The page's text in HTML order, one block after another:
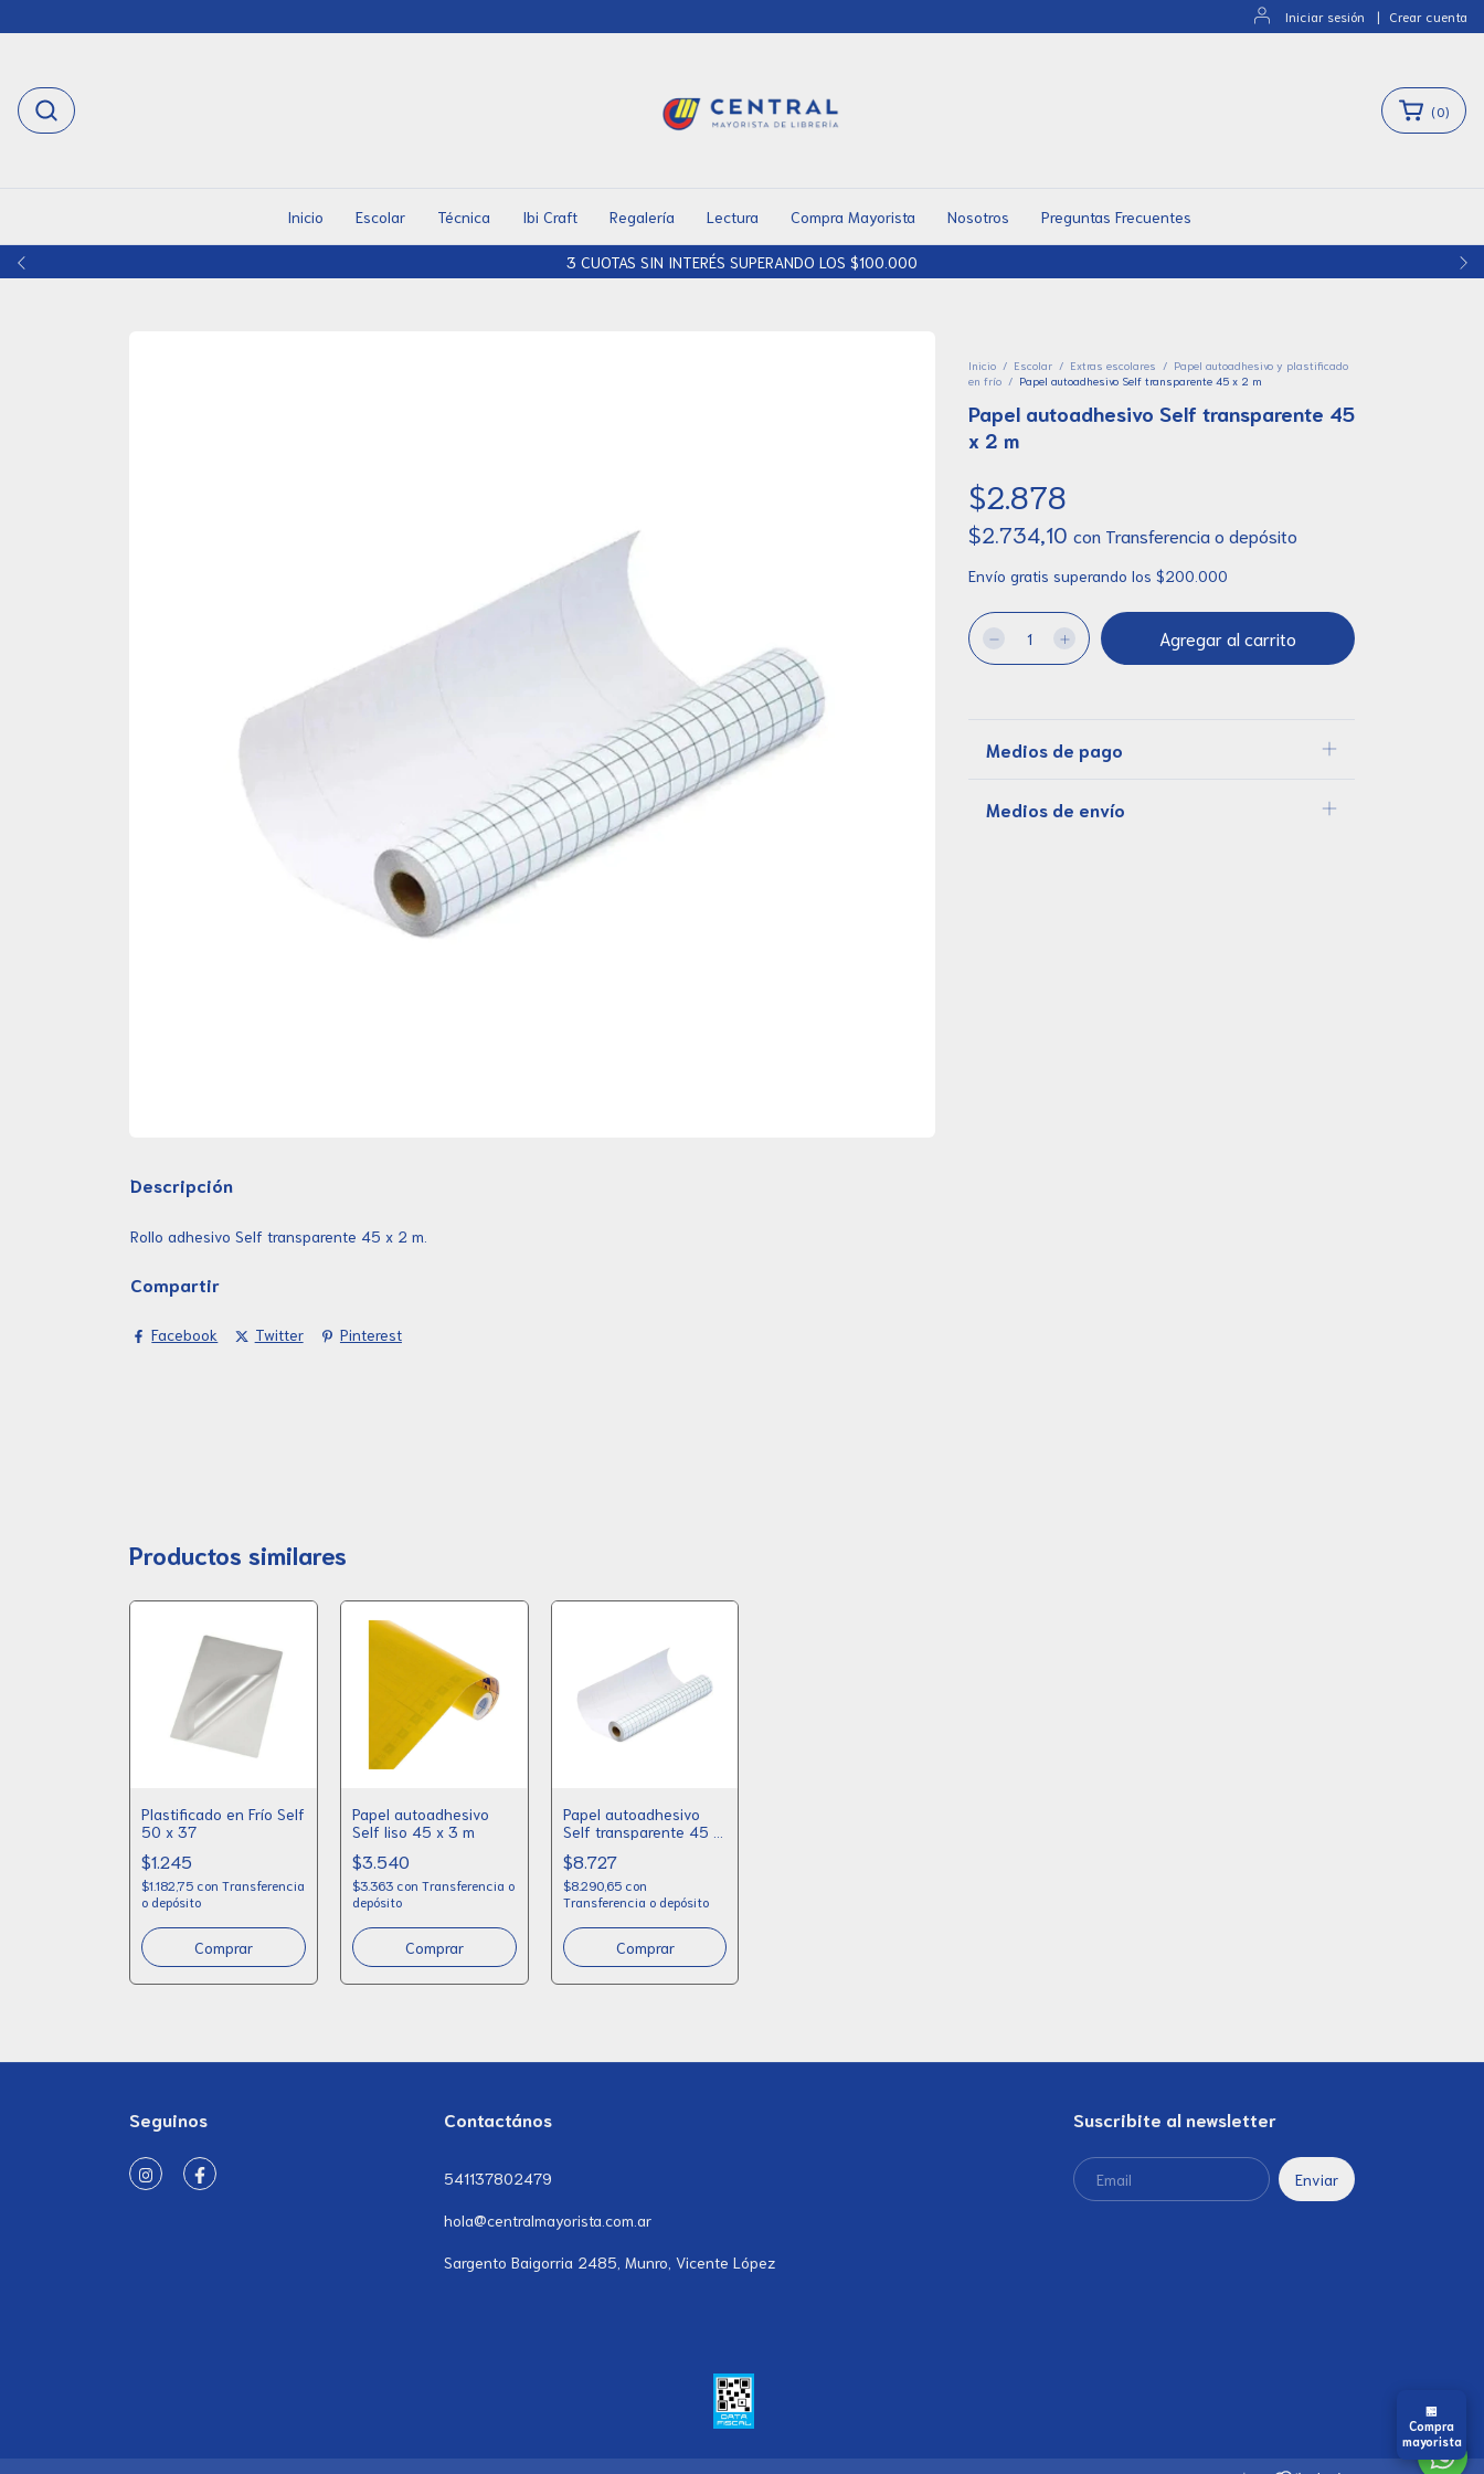
Iniciar sesión | Crear cuenta
SUPERANDO LOS $100.000 5% DE
(0)
Inicio Escolar Técnica Ibi Craft Regalería Lectura Compra Mayorista Nosotros Preguntas Frecuentes
Inicio / Escolar / Extras escolares / Papel autoadhesivo y plastificado
en frío / Papel autoadhesivo Self transparente 45 x 2 m
Papel autoadhesivo Self transparente 45
x 2 m
$2.878
$2.734,10 con Transferencia o depósito
Envío gratis superando los $200.000
Medios de pago
Medios de envío
Descripción
Rollo adhesivo Self transparente 45 x 2 m.
Compartir
Facebook Twitter Pinterest
Productos similares
Plastificado en Frío Self
50 x 37
$1.245
$1.182,75 con Transferencia
o depósito
Papel autoadhesivo
Self liso 45 x 3 m
$3.540
$3.363 con Transferencia o
depósito
Comprar
Papel autoadhesivo
Self transparente 45 x
$8.727
$8.290,65 con
Transferencia o depósito
Seguinos Contactános
541137802479
hola@centralmayorista.com.ar
Sargento Baigorria 2485, Munro, Vicente López
Suscribite al newsletter
🏪
Compra
mayorista